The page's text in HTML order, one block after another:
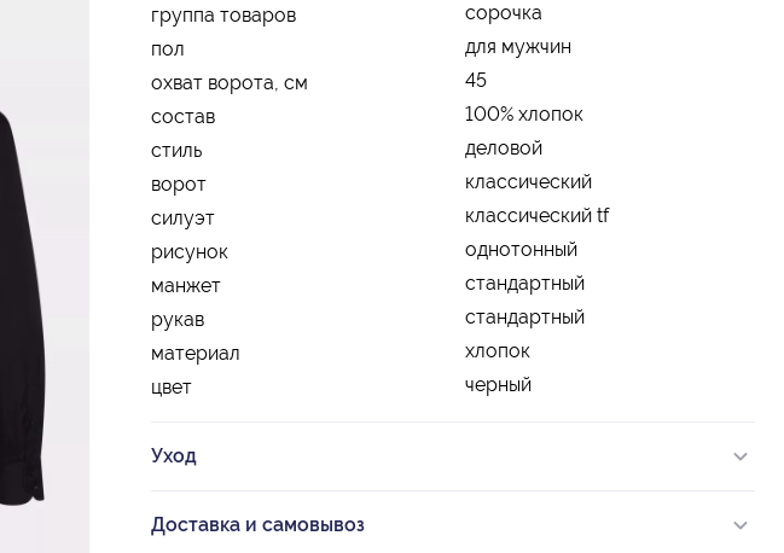
группа товаров
сорочка
пол
для мужчин
охват ворота, см
45
состав
100% хлопок
стиль
деловой
ворот
классический
силуэт
классический tf
рисунок
однотонный
манжет
стандартный
рукав
стандартный
материал
хлопок
цвет
черный
Уход
Доставка и самовывоз